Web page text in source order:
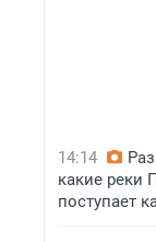
14:14
какие реки
поступает